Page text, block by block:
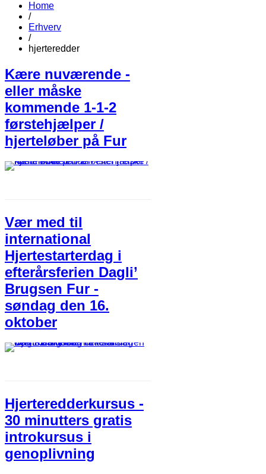
Home
/
Erhverv
/
hjerteredder
Kære nuværende -
eller måske
kommende 1-1-2
førstehjælper /
hjerteløber på Fur
Vær med til
international
Hjertestarterdag i
efterårsferien Dagli’
Brugsen Fur -
søndag den 16.
oktober
Hjerteredderkursus -
30 minutters gratis
introkursus i
genoplivning